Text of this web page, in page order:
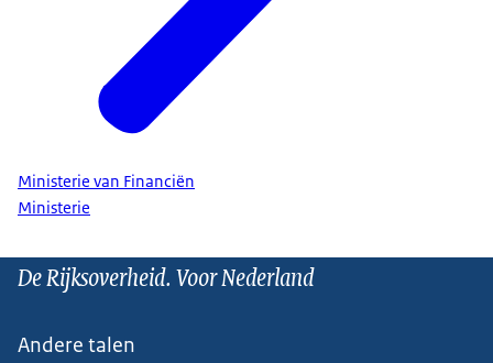
Ministerie van Financiën
Ministerie
De Rijksoverheid. Voor Nederland
Andere talen